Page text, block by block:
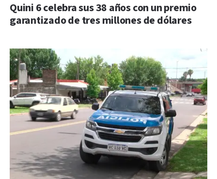
Quini 6 celebra sus 38 años con un premio
garantizado de tres millones de dólares